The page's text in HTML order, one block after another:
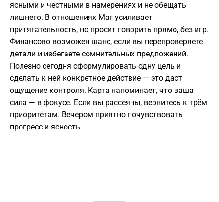
ясными и честными в намерениях и не обещать
лишнего. В отношениях Маг усиливает
притягательность, но просит говорить прямо, без игр.
Финансово возможен шанс, если вы перепроверяете
детали и избегаете сомнительных предложений.
Полезно сегодня сформулировать одну цель и
сделать к ней конкретное действие — это даст
ощущение контроля. Карта напоминает, что ваша
сила — в фокусе. Если вы рассеяны, вернитесь к трём
приоритетам. Вечером приятно почувствовать
прогресс и ясность.